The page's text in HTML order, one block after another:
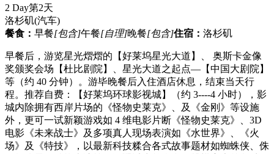
2 Day第2天
洛杉矶(汽车)
餐食： 早餐[包含]午餐[自理]晚餐[包含]住宿： 洛杉矶
早餐后，游览星光熠熠的【好莱坞星光大道】、 奥斯卡金像
奖颁奖会场【杜比剧院】、星光大道之起点—【中国大剧院】
等（约 40 分钟）。游毕晚餐后入住酒店休息，结束当天行
程。推荐自费：【好莱坞环球影视城】（约 3----4 小时），影
城内除拥有西岸片场的《怪物史莱克》、及《金刚》等设施
外，更可一试新颖游戏如 4 维电影片断《怪物史莱克》、3D
电影《未来战士》及多项真人现场表演如《水世界》、《火
场》及《特技》，以最新科技糅合各式故事题材如蜘蛛侠、侏